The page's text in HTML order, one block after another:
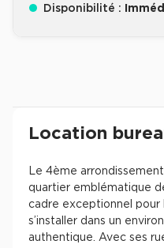
Disponibilité :
Revenir à l'accueil -
Location
Le 4ème
quartier emblématique
cadre exceptionnel pour
s’installer dans un
authentique. Avec ses